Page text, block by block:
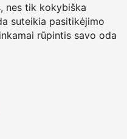
nes tik kokybiška
suteikia pasitikėjimo
rūpintis savo oda